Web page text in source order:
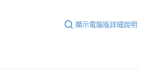
顯示電腦版詳細說明